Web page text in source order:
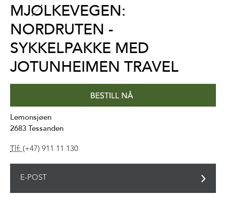
MJØLKEVEGEN:
NORDRUTEN -
SYKKELPAKKE MED
JOTUNHEIMEN TRAVEL
Lemonsjøen
2683 Tessanden
Tlf:(+47) 911 11 130
E-POST